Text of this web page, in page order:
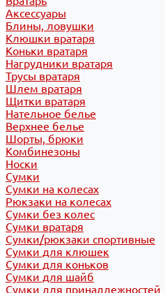
Аксессуары
Блины, ловушки
Клюшки вратаря
Коньки вратаря
Нагрудники вратаря
Трусы вратаря
Шлем вратаря
Щитки вратаря
Нательное белье
Верхнее белье
Шорты, брюки
Комбинезоны
Носки
Сумки
Сумки на колесах
Рюкзаки на колесах
Сумки без колес
Сумки вратаря
Сумки/рюкзаки спортивные
Сумки для клюшек
Сумки для коньков
Сумки для шайб
Сумки для принадлежностей